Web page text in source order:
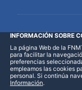
LinkedIn
INFORMACIÓN SOBRE
La página Web de la
para facilitar la
preferencias
empleamos las cookies
personal. Si continúa
Información.